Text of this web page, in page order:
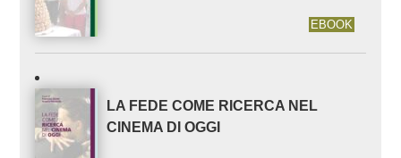
EBOOK
LA FEDE COME RICERCA NEL
CINEMA DI OGGI